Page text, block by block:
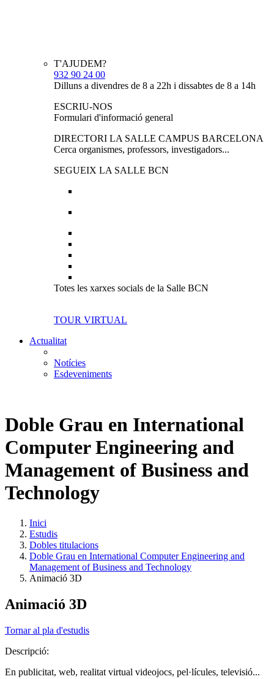
T'AJUDEM?
932 90 24 00
Dilluns a divendres de 8 a 22h i dissabtes de 8 a 14h
ESCRIU-NOS
Formulari d'informació general
DIRECTORI LA SALLE CAMPUS BARCELONA
Cerca organismes, professors, investigadors...
SEGUEIX LA SALLE BCN
Totes les xarxes socials de la Salle BCN
TOUR VIRTUAL
Actualitat
Notícies
Esdeveniments
Doble Grau en International
Computer Engineering and
Management of Business and
Technology
Inici
Estudis
Dobles titulacions
Doble Grau en International Computer Engineering and
Management of Business and Technology
Animació 3D
Animació 3D
Tornar al pla d'estudis
Descripció:
En publicitat, web, realitat virtual videojocs, pel·lícules, televisió...